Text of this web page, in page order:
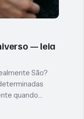
— leia
São?
quando…